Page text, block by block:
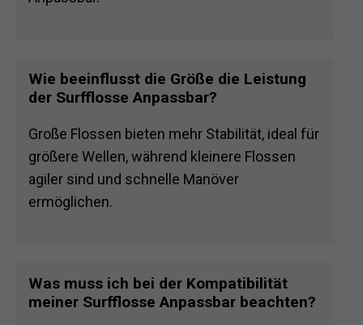
Wie beeinflusst die Größe die Leistung
der Surfflosse Anpassbar?
Große Flossen bieten mehr Stabilität, ideal für
größere Wellen, während kleinere Flossen
agiler sind und schnelle Manöver
ermöglichen.
Was muss ich bei der Kompatibilität
meiner Surfflosse Anpassbar beachten?